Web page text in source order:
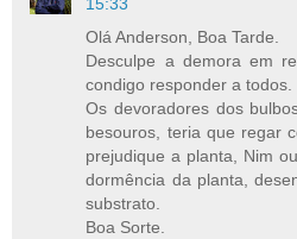
Olá Anderson, Boa Tarde.
Desculpe a demora em
condigo responder a todos.
Os devoradores dos
besouros, teria que regar
prejudique a planta, Nim
dormência da planta,
substrato.
Boa Sorte.